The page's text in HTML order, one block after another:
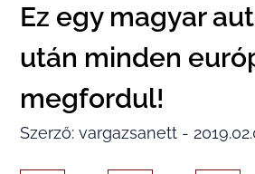
Ez egy magyar
után minden
megfordul!
Szerző: vargazsanett -